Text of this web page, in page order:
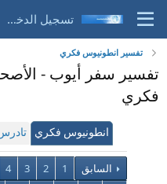
تسجيل الدخول
تفسير انطونيوس فكري
فكري
انطونيوس فكري
السابق 1
2
3
4